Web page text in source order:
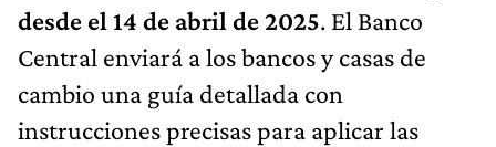
desde el 14 de abril de 2025. El Banco
Central enviará a los bancos y casas de
cambio una guía detallada con
instrucciones precisas para aplicar las